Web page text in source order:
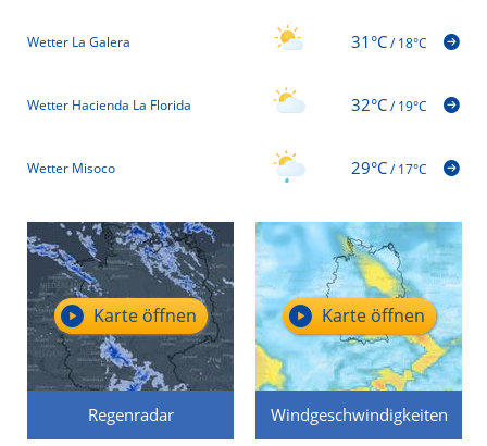
Wetter La Galera 31°C/18°C
Wetter Hacienda La Florida 32°C/19°C
Wetter Misoco 29°C/17°C
Regenradar
Karte öffnen
Windgeschwindigkeiten
Karte öffnen